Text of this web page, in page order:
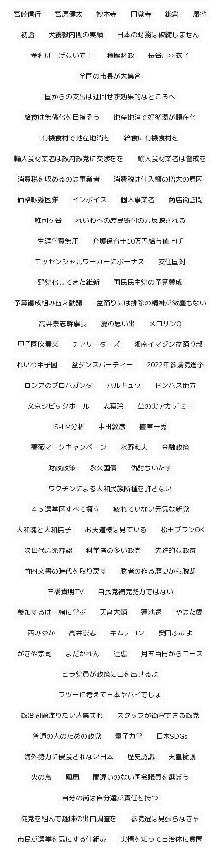
宮崎信行 宮原健太 妙本寺 円覚寺 鎌倉 帰省
初詣 犬養毅内閣の実績 日本の財務は破綻しません
金利は上げないで！ 積極財政 長谷川羽衣子
全国の市長が大集合
国からの支出は迂回せず効果的なところへ
給食は無償化を目指そう 地産地消で好循環が顕在化
有機食材で地産地消を 給食に有機食材を
輸入食材業者は政府政党に交渉をを 輸入食材業者は警戒を
消費税を収めるのは事業者 消費税は仕入額の増大の原因
価格転嫁困難 インボイス 個人事業者 商店街訪問
雑司ヶ谷 れいわへの庶民寄付の力反映される
生涯学費無用 介護保育士10万円給与値上げ
エッセンシャルワーカーにボーナス 安住国対
野党化してきた維新 国民民主党の予算賛成
予算編成組み替え動議 盆踊りには排除の精神が微塵もない
高井崇志幹事長 夏の思い出 メロリンQ
甲子園吹奏楽 チアリーダーズ 湘南イマジン盆踊り部
れいわ甲子園 盆ダンスパーティー 2022年参議院選挙
ロシアのプロバガンダ ハルキュウ ドンパス地方
文京シビックホール 志葉玲 草の実アカデミー
IS-LM分析 中田敦彦 植草一秀
薔薇マークキャンペーン 水野和夫 金融政策
財政政策 永久国債 仇討ちいたす
ワクチンによる大和民族断種を許さない
４５選挙区すべて擁立 疲れていない元気な新党
大和魂と大和撫子 お天道様は見ている 松田プランOK
次世代原発容認 科学者の多い政党 先進的な政策
竹内文書の時代を取り戻す 勝者の作る歴史から脱却
三橋貴明TV 自民党補完勢力ではない
参加するは一緒に学ぶ 天畠大輔 蓮池透 やはた愛
西みゆか 高井崇志 キムテヨン 奥田ふみよ
がきや宗司 よだかれん 辻恵 月五百円からコース
ヒラ党員が政策に口を出せるよ
フツーに考えて日本ヤバイでしょ
政治問題喋りたい人集まれ スタッフが街宣できる政党
普通の人のための政党 量子力学 日本SDGs
海外勢力に侵食されない日本 歴史認識 天皇擁護
火の鳥 鳳凰 間違いのない国会議員を選ぼう
自分の街は自分達が責任を持つ
徒党を組んで趣味の出口調査を 参院選は見張らなきゃ
市民が選挙を気にする仕組み 実情を知って自治体に質問